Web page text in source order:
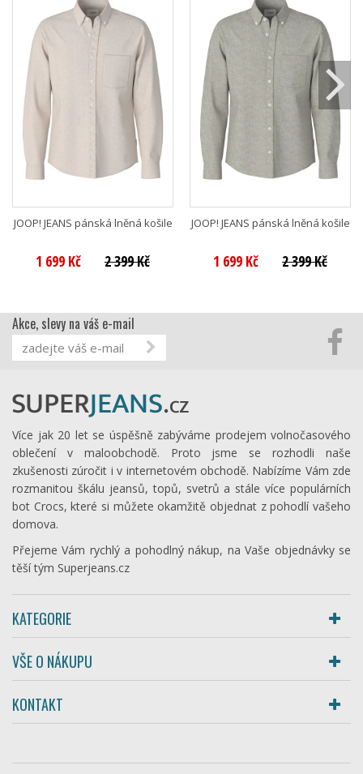
JOOP! JEANS pánská lněná košile
1 699 Kč 2 399 Kč
JOOP! JEANS pánská lněná košile
1 699 Kč 2 399 Kč
Akce, slevy na váš e-mail
Více jak 20 let se úspěšně zabýváme prodejem volnočasového
oblečení v maloobchodě. Proto jsme se rozhodli naše
zkušenosti zúročit i v internetovém obchodě. Nabízíme Vám zde
rozmanitou škálu jeansů, topů, svetrů a stále více populárních
bot Crocs, které si můžete okamžitě objednat z pohodlí vašeho
domova.
Přejeme Vám rychlý a pohodlný nákup, na Vaše objednávky se
těší tým Superjeans.cz
KATEGORIE
VŠE O NÁKUPU
KONTAKT